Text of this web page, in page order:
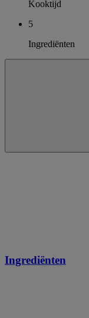
Kooktijd
5
Ingrediënten
Ingrediënten